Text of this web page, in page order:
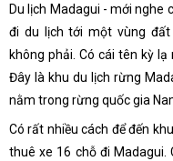
Du lịch Madagui - mới nghe
đi du lịch tới một vùng
không phải. Có cái tên kỳ
Đây là khu du lịch rừng
nằm trong rừng quốc gia
Có rất nhiều cách để đến
thuê xe 16 chỗ đi Madagui.